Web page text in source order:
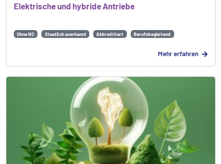
Elektrische und hybride Antriebe
Ohne NC Staatlich anerkannt Akkreditiert Berufsbegleitend
Mehr erfahren